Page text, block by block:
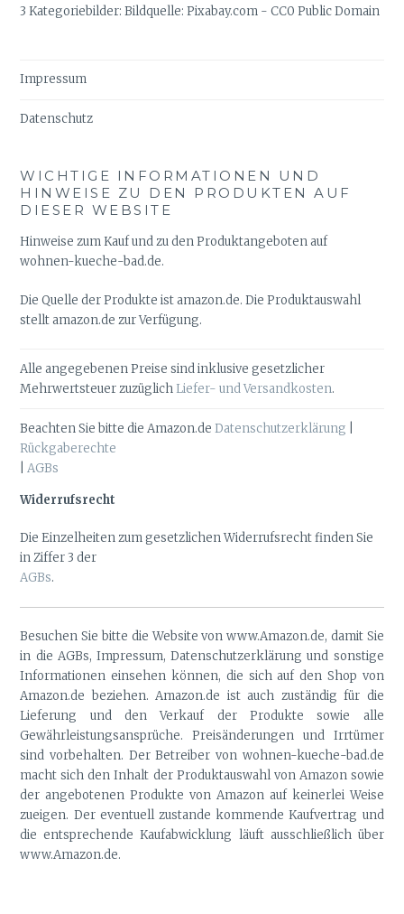
3 Kategoriebilder: Bildquelle: Pixabay.com - CC0 Public Domain
Impressum
Datenschutz
WICHTIGE INFORMATIONEN UND
HINWEISE ZU DEN PRODUKTEN AUF
DIESER WEBSITE
Hinweise zum Kauf und zu den Produktangeboten auf
wohnen-kueche-bad.de.
Die Quelle der Produkte ist amazon.de. Die Produktauswahl
stellt amazon.de zur Verfügung.
Alle angegebenen Preise sind inklusive gesetzlicher
Mehrwertsteuer zuzüglich Liefer- und Versandkosten.
Beachten Sie bitte die Amazon.deDatenschutzerklärung
Rückgaberechte
|AGBs
Widerrufsrecht
Die Einzelheiten zum gesetzlichen Widerrufsrecht finden Sie
in Ziffer 3 der
AGBs.
Besuchen Sie bitte die Website von www.Amazon.de, damit Sie
in die AGBs, Impressum, Datenschutzerklärung und sonstige
Informationen einsehen können, die sich auf den Shop von
Amazon.de beziehen. Amazon.de ist auch zuständig für die
Lieferung und den Verkauf der Produkte sowie alle
Gewährleistungsansprüche. Preisänderungen und Irrtümer
sind vorbehalten. Der Betreiber von wohnen-kueche-bad.de
macht sich den Inhalt der Produktauswahl von Amazon sowie
der angebotenen Produkte von Amazon auf keinerlei Weise
zueigen. Der eventuell zustande kommende Kaufvertrag und
die entsprechende Kaufabwicklung läuft ausschließlich über
www.Amazon.de.